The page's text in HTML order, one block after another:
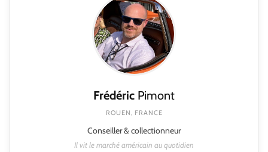
Frédéric Pimont
ROUEN, FRANCE
Conseiller & collectionneur
Il vit le marché américain au quotidien